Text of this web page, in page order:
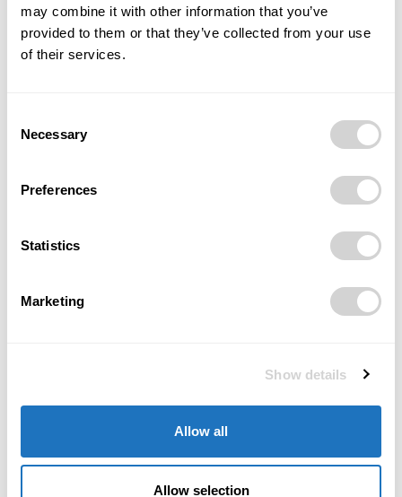
may combine it with other information that you’ve
provided to them or that they’ve collected from your use
of their services.
Selection
Necessary
Preferences
Statistics
Marketing
Show details
Allow all
Allow selection
Břevnovském klášteře: Zájem
Zájem o studium na
Ostravské univerzitě 2025
trendy